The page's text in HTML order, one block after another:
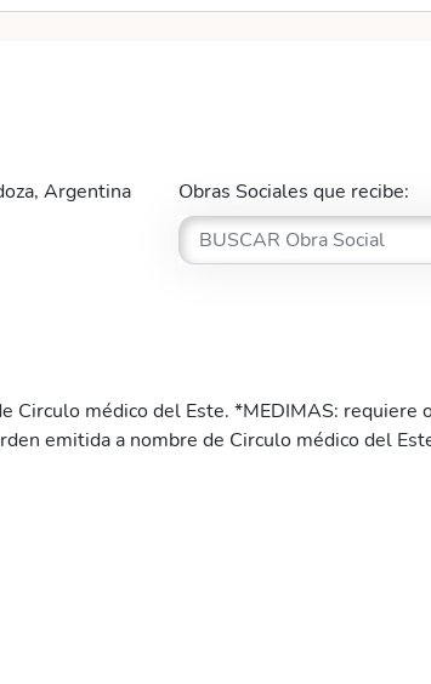
Argentina
Obras Sociales que recibe:
Circulo médico del Este. *MEDIMAS: requiere
emitida a nombre de Circulo médico del